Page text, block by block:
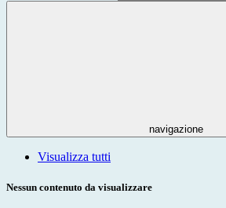
navigazione
Visualizza tutti
Nessun contenuto da visualizzare